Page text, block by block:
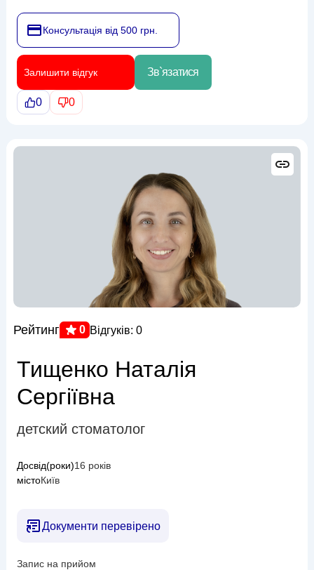
Консультація від 500 грн.
Залишити відгук Зв`язатися
0 0
Рейтинг 0 Відгуків: 0
Тищенко Наталія
Сергіївна
детский стоматолог
Досвід(роки)16 років
містоКиїв
Документи перевірено
Запис на прийом